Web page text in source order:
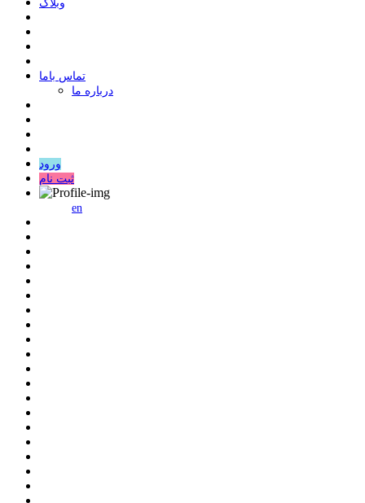
وبلاگ
ﺗﻤﺎﺱ ﺑﺎﻣﺎ
درباره ما
ورود
ثبت نام
en